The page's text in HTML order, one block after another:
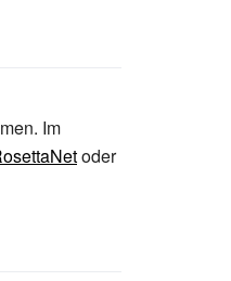
Im
oder